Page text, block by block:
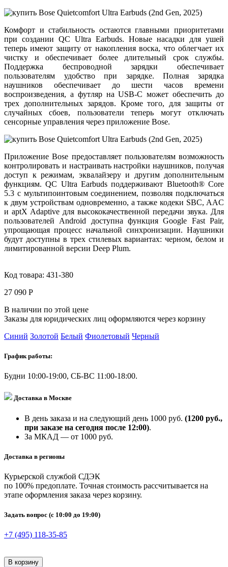
Комфорт и стабильность остаются главными приоритетами
при создании QC Ultra Earbuds. Новые насадки для ушей
теперь имеют защиту от накопления воска, что облегчает их
чистку и обеспечивает более длительный срок службы.
Поддержка беспроводной зарядки обеспечивает
пользователям удобство при зарядке. Полная зарядка
наушников обеспечивает до шести часов времени
воспроизведения, а футляр на USB-C может обеспечить до
трех дополнительных зарядов. Кроме того, для защиты от
случайных сбоев, пользователи теперь могут отключать
сенсорные управления через приложение Bose.
Приложение Bose предоставляет пользователям возможность
контролировать и настраивать настройки наушников, получая
доступ к режимам, эквалайзеру и другим дополнительным
функциям. QC Ultra Earbuds поддерживают Bluetooth® Core
5.3 с мультипоинтовым соединением, позволяя подключаться
к двум устройствам одновременно, а также кодеки SBC, AAC
и aptX Adaptive для высококачественной передачи звука. Для
пользователей Android доступна функция Google Fast Pair,
упрощающая процесс начальной синхронизации. Наушники
будут доступны в трех стилевых вариантах: черном, белом и
лимитированной версии Deep Plum.
Код товара: 431-380
27 090 Р
В наличии по этой цене
Заказы для юридических лиц оформляются через корзину
Синий Золотой Белый Фиолетовый Черный
График работы:
Будни 10:00-19:00, СБ-ВС 11:00-18:00.
Доставка в Москве
В день заказа и на следующий день 1000 руб. (1200 руб.,
при заказе на сегодня после 12:00).
За МКАД — от 1000 руб.
Доставка в регионы
Курьерской службой СДЭК
по 100% предоплате. Точная стоимость рассчитывается на
этапе оформления заказа через корзину.
Задать вопрос (с 10:00 до 19:00)
+7 (495) 118-35-85
В корзину